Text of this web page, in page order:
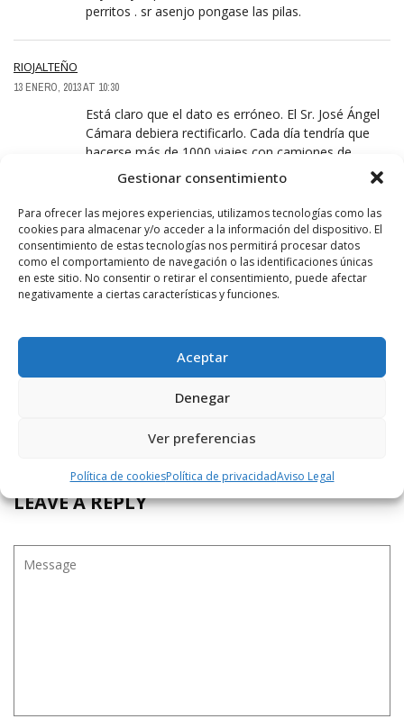
Gestionar consentimiento
Para ofrecer las mejores experiencias, utilizamos tecnologías como las
cookies para almacenar y/o acceder a la información del dispositivo. El
consentimiento de estas tecnologías nos permitirá procesar datos
como el comportamiento de navegación o las identificaciones únicas
en este sitio. No consentir o retirar el consentimiento, puede afectar
negativamente a ciertas características y funciones.
Aceptar
Denegar
Ver preferencias
Política de cookiesPolítica de privacidadAviso Legal
perritos . sr asenjo pongase las pilas.
RIOJALTEÑO
13 ENERO, 2013 AT 10:30
Está claro que el dato es erróneo. El Sr. José Ángel
Cámara debiera rectificarlo. Cada día tendría que
hacerse más de 1000 viajes con camiones de
basura para su recogida.
ALUMNO 1
14 ENERO, 2013 AT 19:40
ALERTA, si lo ves denuncia en el Ayuntamiento, que
como se recojan todas las mierdas de perros y se
incrmenten en la cifra de toneladas que ha dicho
España y todavía nos sobrará para exportar, ¡joder
LEAVE A REPLY